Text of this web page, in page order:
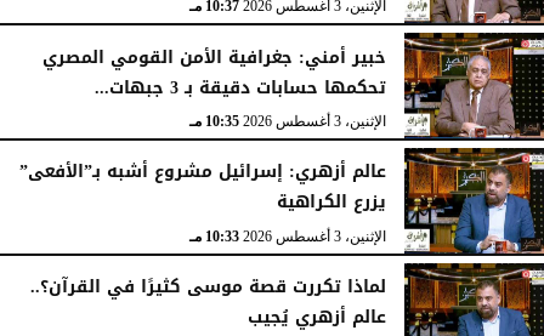
الإثنين، 3 أغسطس 2026 10:37 مـ
خبير أمني: جغرافية الأمن القومي المصري
تحكمها حسابات دقيقة بـ 3 جبهات...
الإثنين، 3 أغسطس 2026 10:35 مـ
عالم أزهري: إسرائيل مشروع أشبه بـ”الأفعى”
يزرع الكراهية
الإثنين، 3 أغسطس 2026 10:33 مـ
لماذا تكررت قصة موسى كثيرًا في القرآن؟..
عالم أزهري يُجيب